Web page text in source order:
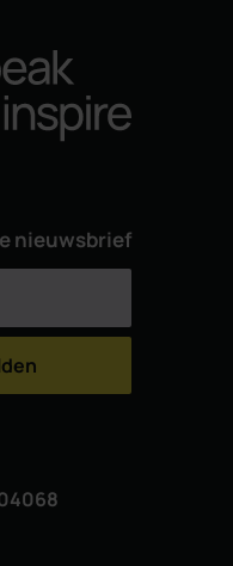
nieuwsbrief